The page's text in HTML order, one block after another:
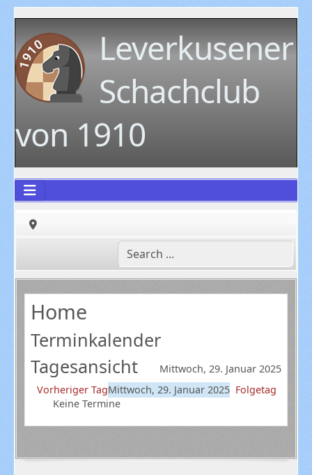
Leverkusener
Schachclub
von 1910
Home
Terminkalender
Tagesansicht
Mittwoch, 29. Januar 2025
Vorheriger TagMittwoch, 29. Januar 2025 Folgetag
Keine Termine